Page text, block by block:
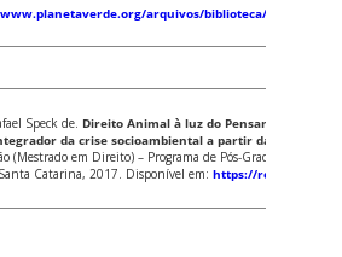
arquivos/biblioteca/
Speck de. Direito Animal à luz do Pensamento
da crise socioambiental a partir da
(Mestrado em Direito) – Programa de Pós-Graduação em
Catarina, 2017. Disponível em:https://